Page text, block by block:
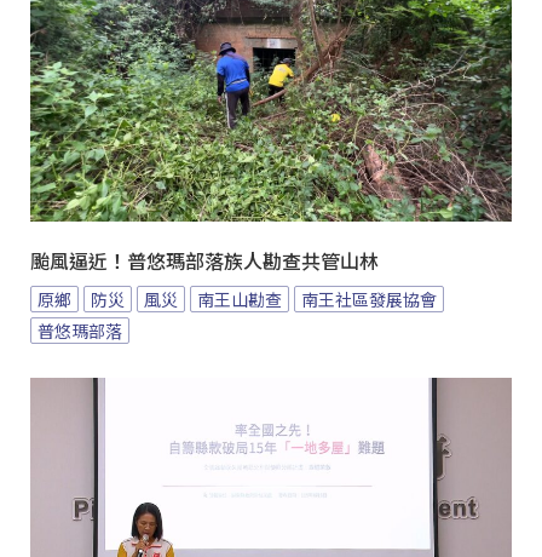
颱風逼近！普悠瑪部落族人勘查共管山林
原鄉 防災 風災 南王山勘查
南王社區發展協會
普悠瑪部落